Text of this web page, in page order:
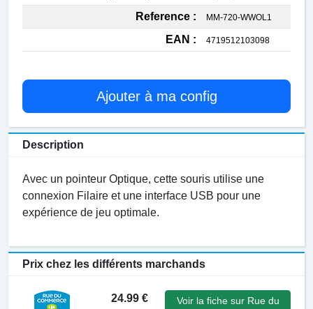
Reference :
MM-720-WWOL1
EAN : 4719512103098
Ajouter à ma config
Description
Avec un pointeur Optique, cette souris utilise une
connexion Filaire et une interface USB pour une
expérience de jeu optimale.
Prix chez les différents marchands
24.99 €
Voir la fiche sur Rue du